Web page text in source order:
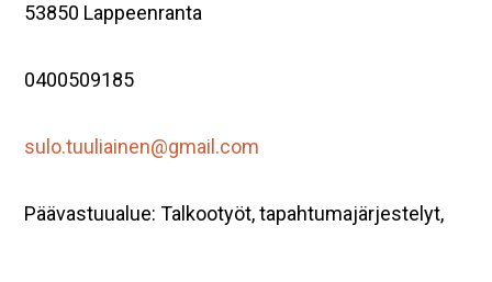
53850 Lappeenranta
0400509185
sulo.tuuliainen@gmail.com
Päävastuualue: Talkootyöt, tapahtumajärjestelyt,